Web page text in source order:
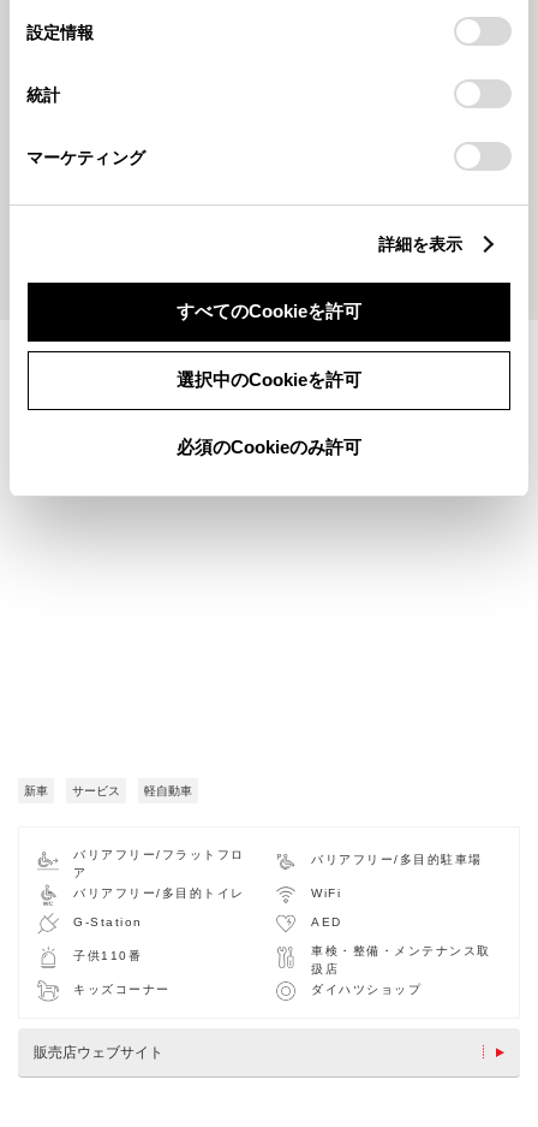
デバイスにすべてのCookie(クッキー)が保存されることに同
意したことになります。Cookie(クッキー)のオプトアウト、
設定の変更、同意を撤回したりするにあたっては、当社の
「Cookie（クッキー）情報の取り扱いについて
」をご覧くだ
設定情報
統計
マーケティング
詳細を表示
すべてのCookieを許可
選択中のCookieを許可
必須のCookieのみ許可
施設情報・サービス
新車 サービス 軽自動車
バリアフリー/フラットフロ
ア
バリアフリー/多目的駐車場
バリアフリー/多目的トイレ WiFi
G-Station AED
子供110番
車検・整備・メンテナンス取
扱店
キッズコーナー
ダイハツショップ
販売店ウェブサイト